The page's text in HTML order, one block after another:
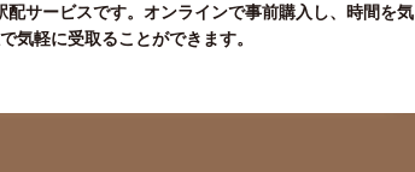
配サービスです。オンラインで事前購入し、時間を気
気軽に受取ることができます。